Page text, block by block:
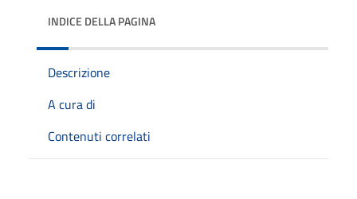
INDICE DELLA PAGINA
Descrizione
A cura di
Contenuti correlati